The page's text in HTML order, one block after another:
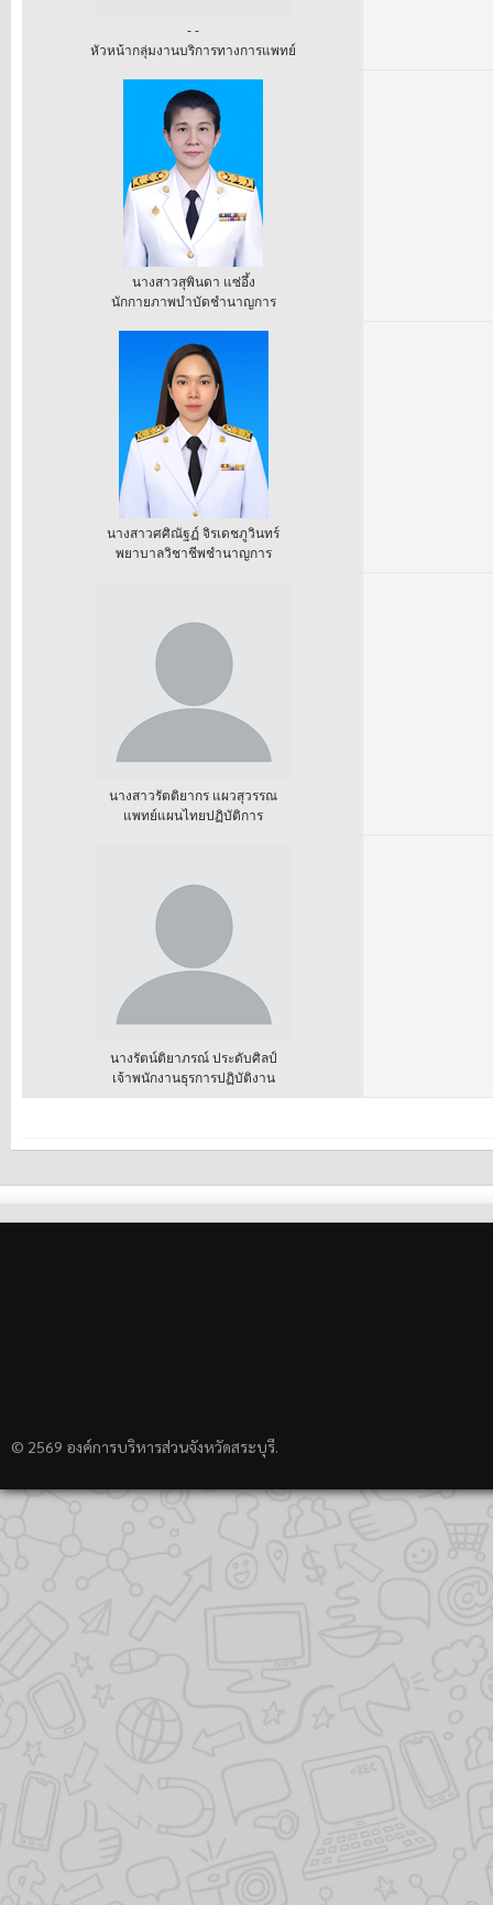
- -
หัวหน้ากลุ่มงานบริการทางการแพทย์
นางสาวสุพินดา แซ่อึ้ง
นักกายภาพบำบัดชำนาญการ
นางสาวศศิณัฐฏ์ จิรเดชภูวินทร์
พยาบาลวิชาชีพชำนาญการ
นางสาวรัตติยากร แผวสุวรรณ
แพทย์แผนไทยปฏิบัติการ
นางรัตน์ติยาภรณ์ ประดับศิลป์
เจ้าพนักงานธุรการปฏิบัติงาน
© 2569 องค์การบริหารส่วนจังหวัดสระบุรี.